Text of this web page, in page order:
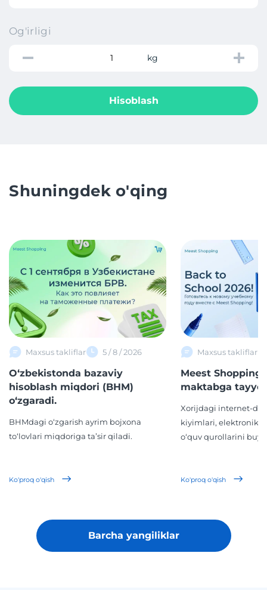
Og'irligi
kg
Hisoblash
Shuningdek o'qing
Maxsus takliflar 5 / 8 / 2026
O‘zbekistonda bazaviy
hisoblash miqdori (BHM)
o‘zgaradi.
BHMdagi o‘zgarish ayrim bojxona
to‘lovlari miqdoriga ta’sir qiladi.
Ko'proq o'qish
Maxsus takliflar
Meest Shopping
maktabga
Xorijdagi internet-
kiyimlari, elektronika,
o‘quv qurollarini
Ko'proq o'qish
Barcha yangiliklar